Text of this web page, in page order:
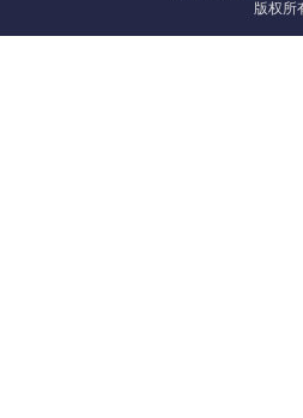
版权所